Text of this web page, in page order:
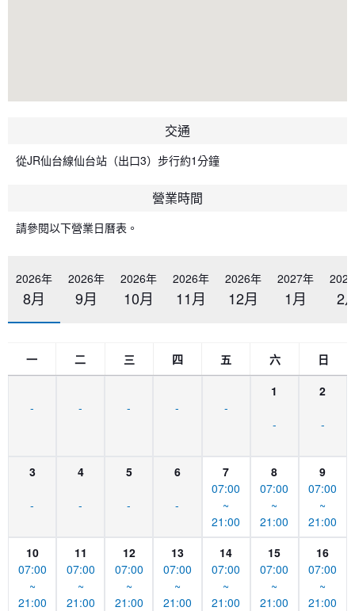
交通
從JR仙台線仙台站（出口3）步行約1分鐘
營業時間
請參閱以下營業日曆表。
2026年
8月
2026年
9月
2026年
10月
2026年
11月
2026年
12月
2027年
1月 2
一 二 三 四 五 六 日
- - - - -
1
-
2
-
3
-
4
-
5
-
6
-
7
07:00
~
21:00
8
07:00
~
21:00
9
07:00
~
21:00
10
07:00
~
21:00
11
07:00
~
21:00
12
07:00
~
21:00
13
07:00
~
21:00
14
07:00
~
21:00
15
07:00
~
21:00
16
07:00
~
21:00